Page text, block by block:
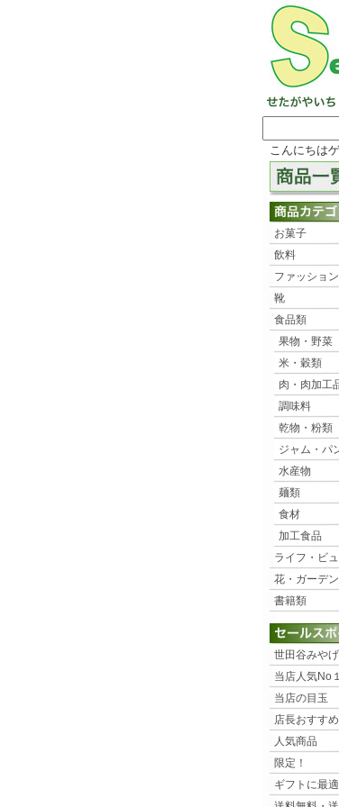
こんにちは
お菓子
飲料
ファッション
靴
食品類
果物・野菜
米・穀類
肉・肉加工
調味料
乾物・粉類
ジャム・パ
水産物
麺類
食材
加工食品
ライフ・ビ
花・ガーデン
書籍類
世田谷みや
当店人気No１
当店の目玉
店長おすすめ
人気商品
限定！
ギフトに最適